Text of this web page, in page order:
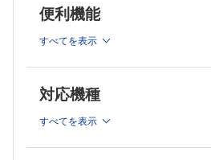
・ネブライザーで使用する溶解液の種
志）
・吸入液どうしを混合しても大丈夫？（
・中心静脈栄養（TPN）の側管から脂
直面する疑問から学ぶ「処方薬選択」の
ら─（百 賢二 ほか）
に違いはあるの？（吉田 直樹
・割線のある錠剤なら半錠にでき
か）
いいですか？（深水 啓朗）
・生菌製剤って抗菌薬と併用でど
田 直樹 ほか）
【散剤】
便利機能
すべてを表示
対応機種
すべてを表示